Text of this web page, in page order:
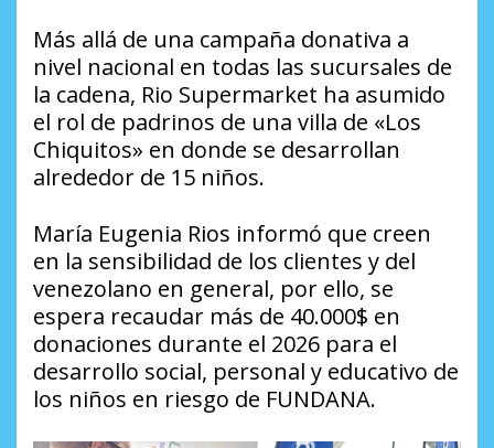
Más allá de una campaña donativa a
nivel nacional en todas las sucursales de
la cadena, Rio Supermarket ha asumido
el rol de padrinos de una villa de «Los
Chiquitos» en donde se desarrollan
alrededor de 15 niños.
María Eugenia Rios informó que creen
en la sensibilidad de los clientes y del
venezolano en general, por ello, se
espera recaudar más de 40.000$ en
donaciones durante el 2026 para el
desarrollo social, personal y educativo de
los niños en riesgo de FUNDANA.